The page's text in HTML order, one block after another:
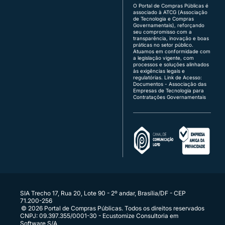
O fornecedor VERLUMA COMERCIO LTDA - ME
declarou intenção de recurso para o item 0003.
A data limite de intenção de recursos para o item
0003 foi definida pelo pregoeiro para
A data limite de intenção de recursos para o item
0001 foi definida pelo pregoeiro para
Para o item 0003 foi habilitado e declarado
vencedor o fornecedor Alci N. Becker & Cia
Ltda.
(48) 3771-4672 | (51) 3103-9615
(61) 3120-3700 | (61) 3142-4887
Atendimento de segunda a sexta, das 8h às 18h
(horário de Brasília), exceto feriados.
Quer vender para o governo?
fornecedor@portaldecompraspublicas.com.b
comprador@portaldecompraspublicas.com.b
Conecte seus sistemas diretamente ao Portal
O Portal de Compras Públicas é
associado à ATCG (Associação
de Tecnologia e Compras
Governamentais), reforçando
seu compromisso com a
transparência, inovação e boas
práticas no setor público.
Atuamos em conformidade com
a legislação vigente, com
processos e soluções alinhados
às exigências legais e
regulatórias. Link de Acesso:
Documentos - Associação das
Empresas de Tecnologia para
Contratações Governamentais
SIA Trecho 17, Rua 20, Lote 90 - 2º andar, Brasília/DF - CEP
71.200-256
© 2026 Portal de Compras Públicas. Todos os direitos reservados
CNPJ: 09.397.355/0001-30 - Ecustomize Consultoria em
Software S/A